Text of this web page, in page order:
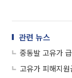
관련 뉴스
중동발 고유가
고유가 피해지